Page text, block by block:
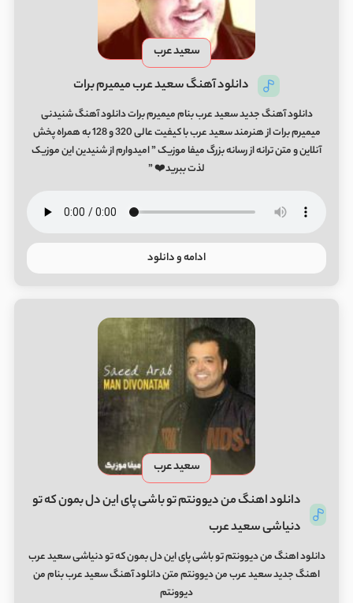
سعید عرب
دانلود آهنگ سعید عرب میمیرم برات
دانلود آهنگ جدید سعید عرب بنام میمیرم برات دانلود آهنگ شنیدنی
میمیرم برات از هنرمند سعید عرب با کیفیت عالی 320 و 128 به همراه پخش
آنلاین و متن ترانه از رسانه بزرگ میفا موزیک ” امیدوارم از شنیدین این موزیک
لذت ببرید❤️ ”
ادامه و دانلود
سعید عرب
دانلود اهنگ من دیوونتم تو باشی پای این دل بمون که تو
دنیاشی سعید عرب
دانلود اهنگ من دیوونتم تو باشی پای این دل بمون که تو دنیاشی سعید عرب
اهنگ جدید سعید عرب من دیوونتم متن دانلود آهنگ سعید عرب بنام من
دیوونتم